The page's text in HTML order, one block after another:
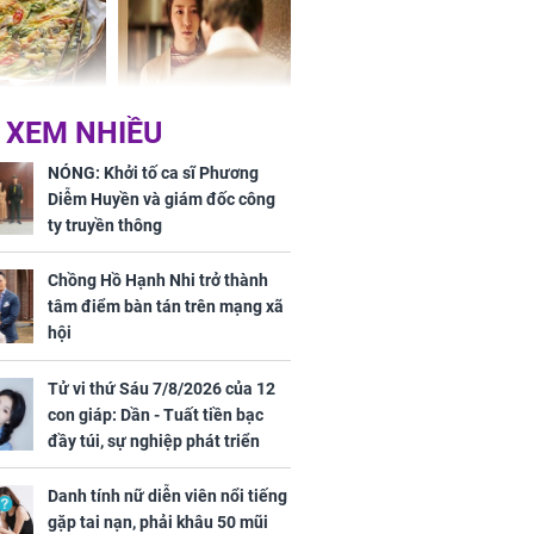
loại rau chỉ
ở chợ lại có
dụng tốt
Vừa ly hôn, vợ cũ sinh
đứa con giống mình
như đúc nhưng bí mật
phía sau gây sốc
của 12 con
- Tuất tiền
sự nghiệp
hưng thịnh,
NHIỀU
NÓNG: Khởi tố ca sĩ Phương
Diễm Huyền và giám đốc công
ty truyền thông
Chồng Hồ Hạnh Nhi trở thành
tâm điểm bàn tán trên mạng xã
hội
Tử vi thứ Sáu 7/8/2026 của 12
con giáp: Dần - Tuất tiền bạc
đầy túi, sự nghiệp phát triển
hưng thịnh, Mão - Thân tài lộc
ảm đạm, mọi sự khó thành công
mỹ mãn
Danh tính nữ diễn viên nổi tiếng
gặp tai nạn, phải khâu 50 mũi